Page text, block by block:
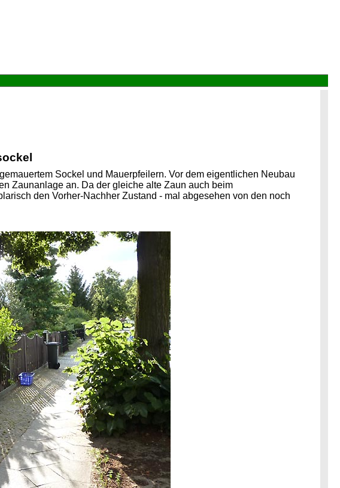
Sockel und Mauerpfeilern. Vor dem eigentlichen Neubau
Zaunanlage an. Da der gleiche alte Zaun auch beim
den Vorher-Nachher Zustand - mal abgesehen von den noch